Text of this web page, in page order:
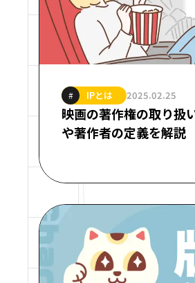
# IPとは 2025.02.25
映画の著作権の取り扱
や著作者の定義を解説